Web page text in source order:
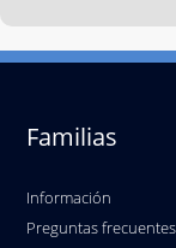
Familias
Información
Preguntas frecuentes